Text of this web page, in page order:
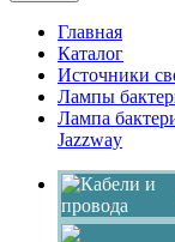
Главная
Каталог
Источники
Лампы
Лампа
Jazzway